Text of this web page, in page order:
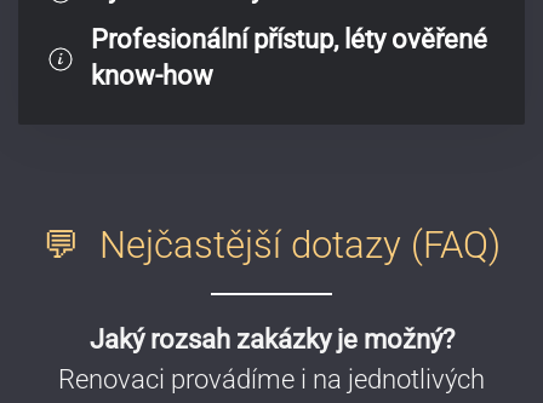
Profesionální přístup, léty ověřené
know-how
💬 Nejčastější dotazy (FAQ)
Jaký rozsah zakázky je možný?
Renovaci provádíme i na jednotlivých